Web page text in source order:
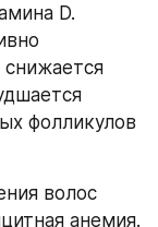
D.
снижается
фолликулов
волос
анемия.